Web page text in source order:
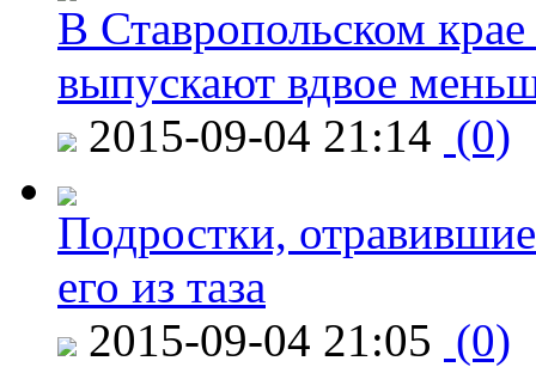
В Ставропольском
выпускают вдвое
2015-09-04 21:14 (0)
Подростки,
его из таза
2015-09-04 21:05 (0)